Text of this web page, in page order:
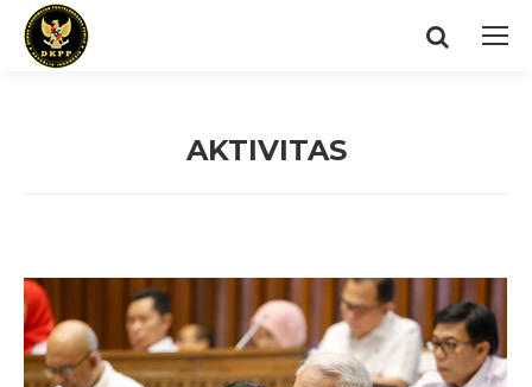
Search:
AKTIVITAS